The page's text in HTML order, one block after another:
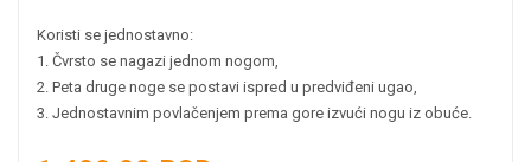
Koristi se jednostavno:
1. Čvrsto se nagazi jednom nogom,
2. Peta druge noge se postavi ispred u predviđeni ugao,
3. Jednostavnim povlačenjem prema gore izvući nogu iz obuće.